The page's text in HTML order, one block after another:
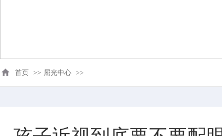
首页 >> 屈光中心 >>